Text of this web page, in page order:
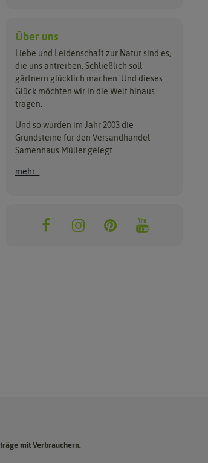
Über uns
Liebe und Leidenschaft zur Natur sind es,
die uns antreiben. Schließlich soll
gärtnern glücklich machen. Und dieses
Glück möchten wir in die Welt hinaus
tragen.
Und so wurden im Jahr 2003 die
Grundsteine für den Versandhandel
Samenhaus Müller gelegt.
mehr...
mit Verbrauchern.